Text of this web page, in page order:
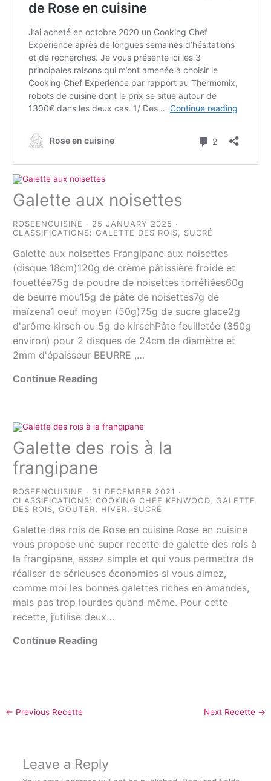
Galette aux noisettes
ROSEENCUISINE
25 JANUARY 2025
CLASSIFICATIONS:GALETTE DES ROIS SUCRÉ
Galette aux noisettes Frangipane aux noisettes
(disque 18cm)120g de crème pâtissière froide et
fouettée75g de poudre de noisettes torréfiées60g
de beurre mou15g de pâte de noisettes7g de
maïzena1 oeuf moyen (50g)75g de sucre glace2g
d'arôme kirsch ou 5g de kirschPâte feuilletée (350g
environ) pour 2 disques de 24cm de diamètre et
2mm d'épaisseur BEURRE ,…
Continue Reading
Galette des rois à la
frangipane
ROSEENCUISINE
31 DECEMBER 2021
CLASSIFICATIONS:COOKING CHEF KENWOOD ,GALETTE
DES ROIS ,GOÛTER HIVER SUCRÉ
Galette des rois de Rose en cuisine Rose en cuisine
vous propose une super recette de galette des rois à
la frangipane, assez simple et qui vous permettra de
réaliser de sérieuses économies si vous aimez,
comme moi les bonnes galettes riches en amandes,
mais pas trop lourdes quand même. Pour cette
recette, j’utilise deux…
Continue Reading
← Previous Recette Next Recette →
Leave a Reply